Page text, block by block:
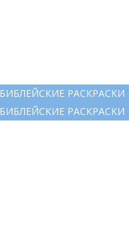
БИБЛЕЙСКИЕ РАСКРАСКИ
БИБЛЕЙСКИЕ РАСКРАСКИ